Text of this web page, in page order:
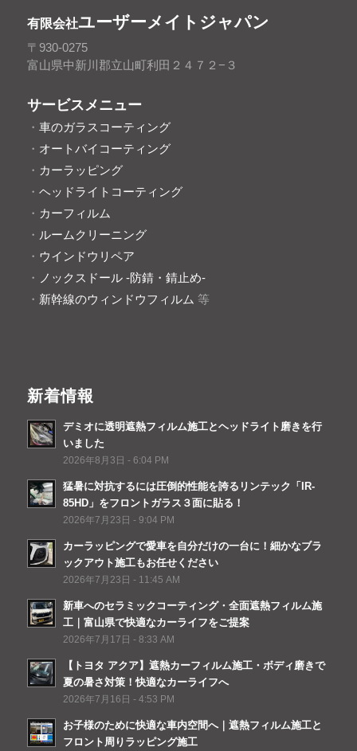
有限会社ユーザーメイトジャパン
〒930-0275
富山県中新川郡立山町利田２４７２−３
サービスメニュー
・ 車のガラスコーティング
・ オートバイコーティング
・ カーラッピング
・ ヘッドライトコーティング
・ カーフィルム
・ ルームクリーニング
・ ウインドウリペア
・ ノックスドール -防錆・錆止め-
・ 新幹線のウィンドウフィルム 等
新着情報
デミオに透明遮熱フィルム施工とヘッドライト磨きを行
いました
2026年8月3日 - 6:04 PM
猛暑に対抗するには圧倒的性能を誇るリンテック「IR-
85HD」をフロントガラス３面に貼る！
2026年7月23日 - 9:04 PM
カーラッピングで愛車を自分だけの一台に！細かなブラ
ックアウト施工もお任せください
2026年7月23日 - 11:45 AM
新車へのセラミックコーティング・全面遮熱フィルム施
工｜富山県で快適なカーライフをご提案
2026年7月17日 - 8:33 AM
【トヨタ アクア】遮熱カーフィルム施工・ボディ磨きで
夏の暑さ対策！快適なカーライフへ
2026年7月16日 - 4:53 PM
お子様のために快適な車内空間へ｜遮熱フィルム施工と
フロント周りラッピング施工